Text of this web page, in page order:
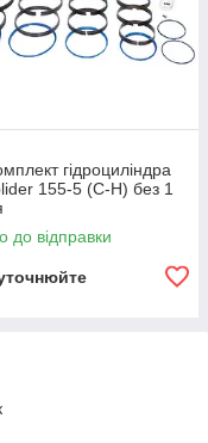
гідроциліндра
155-5 (C-H) без 1
до відправки